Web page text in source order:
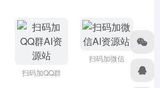
扫码加QQ群
扫码加微信